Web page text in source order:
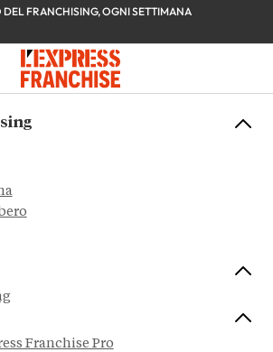
DEL FRANCHISING, OGNI SETTIMANA
Franchise Pro